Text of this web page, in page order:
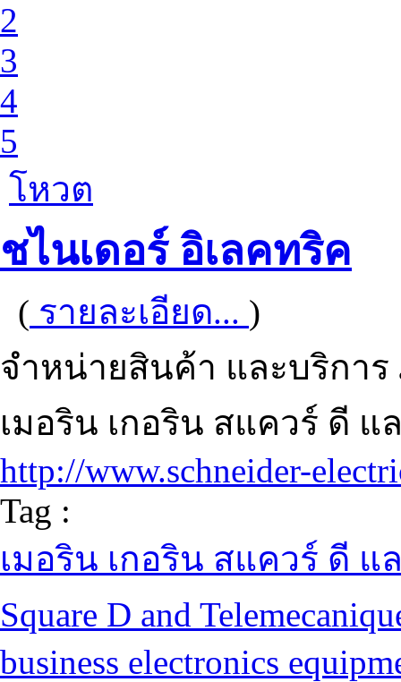
2
3
4
5
โหวต
ชไนเดอร์ อิเลคทริค
( รายละเอียด... )
จำหน่ายสินค้า และบริกา
เมอริน เกอริน สแควร์ ดี แ
http://www.schneider-
Tag :
เมอริน เกอริน สแควร์ ดี แ
Square D and
business electronics